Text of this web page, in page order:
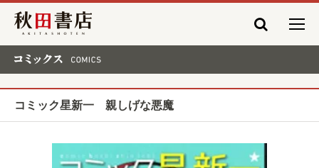
秋田書店
コミック星新一 親しげな悪魔